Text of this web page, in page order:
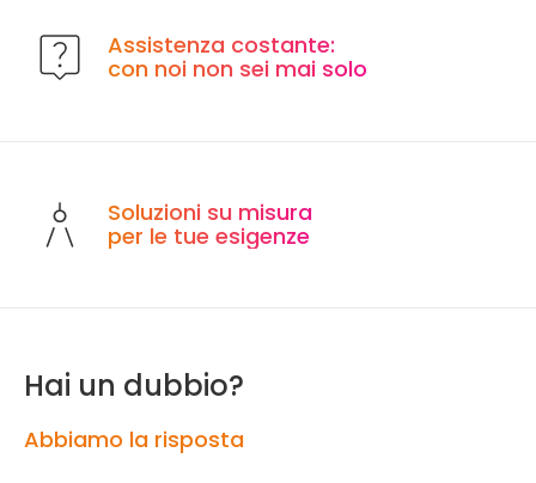
Assistenza costante:
con noi non sei mai solo
Soluzioni su misura
per le tue esigenze
Hai un dubbio?
Abbiamo la risposta